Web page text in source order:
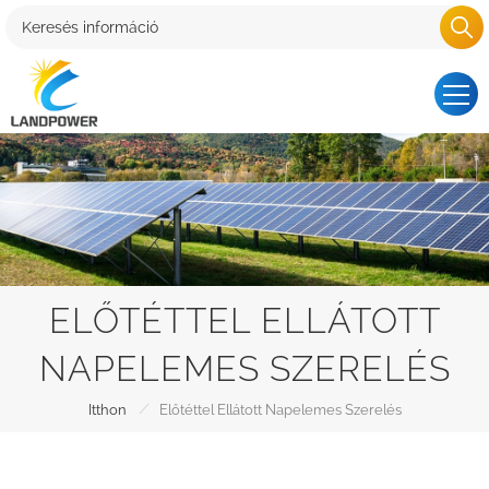
ELŐTÉTTEL ELLÁTOTT
NAPELEMES SZERELÉS
Itthon / Előtéttel Ellátott Napelemes Szerelés